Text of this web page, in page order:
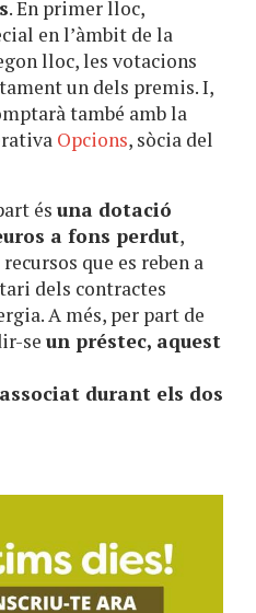
. En primer lloc,
en l’àmbit de la
lloc, les votacions
un dels premis. I,
també amb la
Opcions, sòcia del
és una dotació
a fons perdut,
que es reben a
dels contractes
A més, per part de
se un préstec, aquest
durant els dos